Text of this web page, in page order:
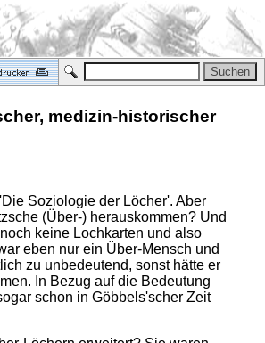
medizin-historischer
Soziologie der Löcher'. Aber
(Über-) herauskommen? Und
keine Lochkarten und also
eben nur ein Über-Mensch und
zu unbedeutend, sonst hätte er
In Bezug auf die Bedeutung
schon in Göbbels'scher Zeit